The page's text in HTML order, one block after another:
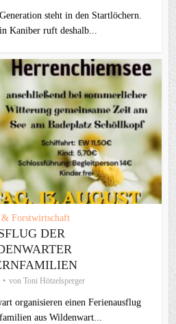
steht in den Startlöchern.
Kaniber ruft deshalb...
Forstwirtschaft
DER
von Toni Hötzelsperger
organisieren einen Ferienausflug
aus Wildenwart...